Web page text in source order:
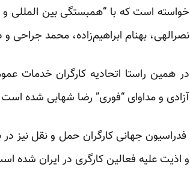
خواسته است که با “همبستگی بین المللی و
نصرالهی، بهنام ابراهیم‌زاده، محمد جراحی و
آزادی و مداوای “فوری” رضا شهابی شده
فدراسیون جهانی کارگران حمل و نقل نیز در
و اذیت علیه فعالین کارگری در ایران شده